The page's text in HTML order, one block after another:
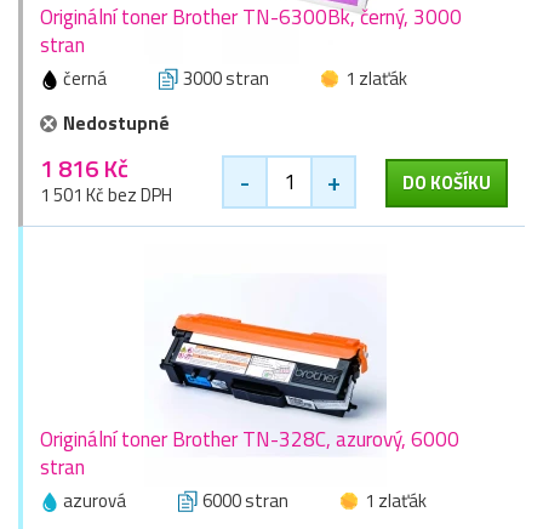
Originální toner Brother TN-6300Bk, černý, 3000
stran
černá 3000 stran
1 zlaťák
Nedostupné
1 816 Kč
1 501 Kč bez DPH - + DO KOŠÍKU
Originální toner Brother TN-328C, azurový, 6000
stran
azurová 6000 stran 1 zlaťák